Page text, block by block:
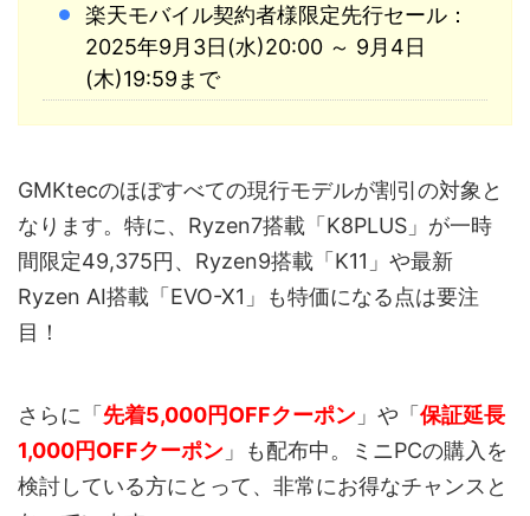
楽天モバイル契約者様限定先行セール：
2025年9月3日(水)20:00 ～ 9月4日
(木)19:59まで
GMKtecのほぼすべての現行モデルが割引の対象と
なります。特に、Ryzen7搭載「K8PLUS」が一時
間限定49,375円、Ryzen9搭載「K11」や最新
Ryzen AI搭載「EVO-X1」も特価になる点は要注
目！
さらに「 先着5,000円OFFクーポン 」や「 保証延長
1,000円OFFクーポン 」も配布中。ミニPCの購入を
検討している方にとって、非常にお得なチャンスと